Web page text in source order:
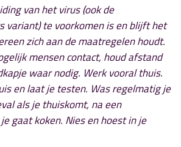
van het virus (ook de
variant) te voorkomen is en blijft het
zich aan de maatregelen houdt.
mensen contact, houd afstand
waar nodig. Werk vooral thuis.
en laat je testen. Was regelmatig je
als je thuiskomt, na een
gaat koken. Nies en hoest in je